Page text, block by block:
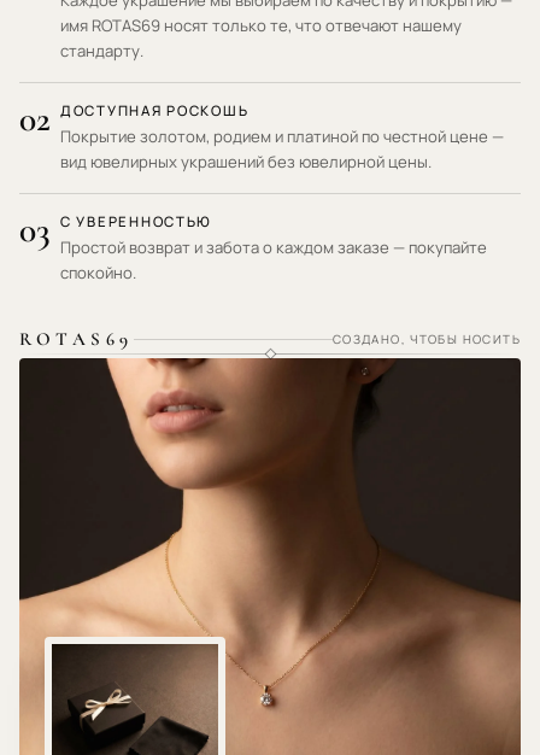
имя ROTAS69 носят только те, что отвечают нашему
стандарту.
02 ДОСТУПНАЯ РОСКОШЬ
Покрытие золотом, родием и платиной по честной цене —
вид ювелирных украшений без ювелирной цены.
03 С УВЕРЕННОСТЬЮ
Простой возврат и забота о каждом заказе — покупайте
спокойно.
ROTAS69 СОЗДАНО, ЧТОБЫ НОСИТЬ
ГИПОАЛЛЕРГЕННЫЕ МАТЕРИАЛЫ · НЕ РАЗДРАЖАЕТ КОЖУ ·